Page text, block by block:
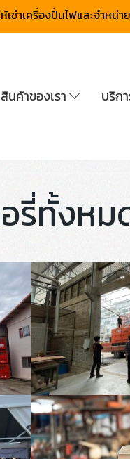
เช่าเครื่องปั่นไฟและจำห
สินค้าของเรา บริก
รี่ทั้งหม